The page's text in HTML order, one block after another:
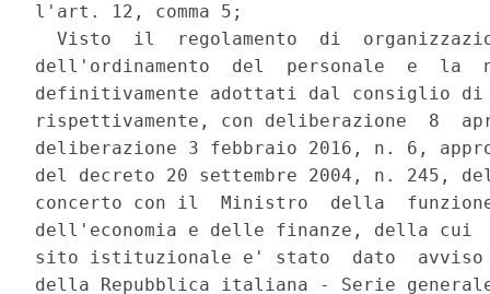
l'art. 12, comma 5;
Visto  il  regolamento  di
dell'ordinamento  del  personale  e  la
definitivamente adottati dal consiglio di
rispettivamente, con deliberazione  8
deliberazione 3 febbraio 2016, n. 6,
del decreto 20 settembre 2004, n. 245,
concerto con il  Ministro  della
dell'economia e delle finanze, della cui
sito istituzionale e' stato  dato
della Repubblica italiana - Serie